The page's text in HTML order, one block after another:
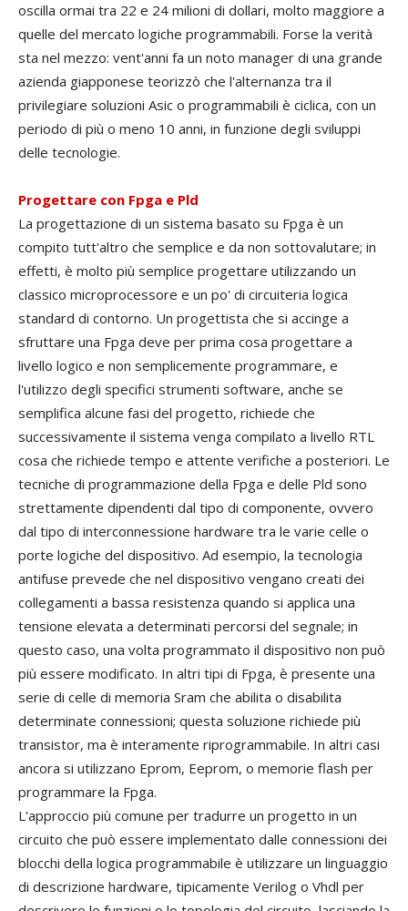
oscilla ormai tra 22 e 24 milioni di dollari, molto maggiore a
quelle del mercato logiche programmabili. Forse la verità
sta nel mezzo: vent'anni fa un noto manager di una grande
azienda giapponese teorizzò che l'alternanza tra il
privilegiare soluzioni Asic o programmabili è ciclica, con un
periodo di più o meno 10 anni, in funzione degli sviluppi
delle tecnologie.
Progettare con Fpga e Pld
La progettazione di un sistema basato su Fpga è un
compito tutt'altro che semplice e da non sottovalutare; in
effetti, è molto più semplice progettare utilizzando un
classico microprocessore e un po' di circuiteria logica
standard di contorno. Un progettista che si accinge a
sfruttare una Fpga deve per prima cosa progettare a
livello logico e non semplicemente programmare, e
l'utilizzo degli specifici strumenti software, anche se
semplifica alcune fasi del progetto, richiede che
successivamente il sistema venga compilato a livello RTL
cosa che richiede tempo e attente verifiche a posteriori. Le
tecniche di programmazione della Fpga e delle Pld sono
strettamente dipendenti dal tipo di componente, ovvero
dal tipo di interconnessione hardware tra le varie celle o
porte logiche del dispositivo. Ad esempio, la tecnologia
antifuse prevede che nel dispositivo vengano creati dei
collegamenti a bassa resistenza quando si applica una
tensione elevata a determinati percorsi del segnale; in
questo caso, una volta programmato il dispositivo non può
più essere modificato. In altri tipi di Fpga, è presente una
serie di celle di memoria Sram che abilita o disabilita
determinate connessioni; questa soluzione richiede più
transistor, ma è interamente riprogrammabile. In altri casi
ancora si utilizzano Eprom, Eeprom, o memorie flash per
programmare la Fpga.
L'approccio più comune per tradurre un progetto in un
circuito che può essere implementato dalle connessioni dei
blocchi della logica programmabile è utilizzare un linguaggio
di descrizione hardware, tipicamente Verilog o Vhdl per